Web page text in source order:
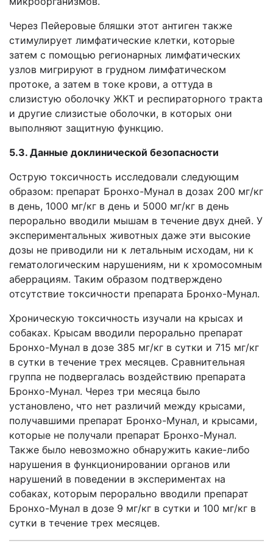
Через Пейеровые бляшки этот антиген также
стимулирует лимфатические клетки, которые
затем с помощью регионарных лимфатических
узлов мигрируют в грудном лимфатическом
протоке, а затем в токе крови, а оттуда в
слизистую оболочку ЖКТ и респираторного тракта
и другие слизистые оболочки, в которых они
выполняют защитную функцию.
5.3. Данные доклинической безопасности
Острую токсичность исследовали следующим
образом: препарат Бронхо-Мунал в дозах 200 мг/кг
в день, 1000 мг/кг в день и 5000 мг/кг в день
перорально вводили мышам в течение двух дней. У
экспериментальных животных даже эти высокие
дозы не приводили ни к летальным исходам, ни к
гематологическим нарушениям, ни к хромосомным
аберрациям. Таким образом подтверждено
отсутствие токсичности препарата Бронхо-Мунал.
Хроническую токсичность изучали на крысах и
собаках. Крысам вводили перорально препарат
Бронхо-Мунал в дозе 385 мг/кг в сутки и 715 мг/кг
в сутки в течение трех месяцев. Сравнительная
группа не подвергалась воздействию препарата
Бронхо-Мунал. Через три месяца было
установлено, что нет различий между крысами,
получавшими препарат Бронхо-Мунал, и крысами,
которые не получали препарат Бронхо-Мунал.
Также было невозможно обнаружить какие-либо
нарушения в функционировании органов или
нарушений в поведении в экспериментах на
собаках, которым перорально вводили препарат
Бронхо-Мунал в дозе 9 мг/кг в сутки и 100 мг/кг в
сутки в течение трех месяцев.